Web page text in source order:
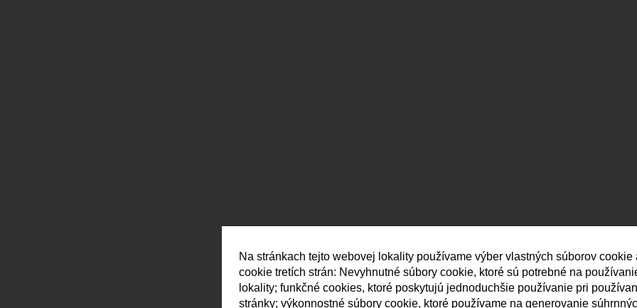
Na stránkach tejto webovej lokality používame výber vlastných súborov cookie
cookie tretích strán: Nevyhnutné súbory cookie, ktoré sú potrebné na
lokality; funkčné cookies, ktoré poskytujú jednoduchšie používanie pri
stránky; výkonnostné súbory cookie, ktoré používame na generovanie